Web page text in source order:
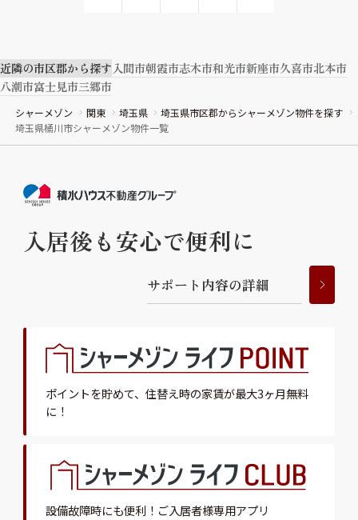
近隣の市区郡から探す 入間市朝霞市志木市和光市新座市久喜市北本市
八潮市富士見市三郷市
シャーメゾン 関東 埼玉県
埼玉県市区郡からシャーメゾン物件を探す
埼玉県桶川市シャーメゾン物件一覧
入居後も安心で便利に
サポー ト 内容の詳細
ポイントを貯めて、 住替え時の家賃が最大3ヶ月無料
に！
設備故障時にも便利！ ご入居者様専用アプリ